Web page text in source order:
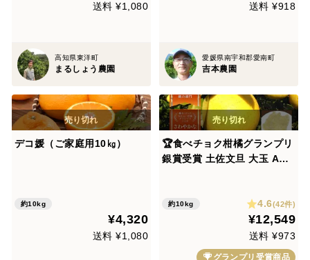
送料 ¥1,080
高知県東洋町
まるしょう農園
送料 ¥918
愛媛県南宇和郡愛南町
吉本農園
デコ媛（ご家庭用10㎏）
約10kg
¥4,320
送料 ¥1,080
🏆食べチョク柑橘グランプリ
銀賞受賞 土佐文旦 大玉 A品
わせ®︎ ※北海道への配送は
できません 2027年1月下旬
約10kg 4.6(42件)
¥12,549
送料 ¥973
グランプリ受賞商品